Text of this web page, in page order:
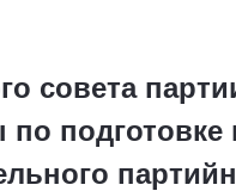
совета
подготовке